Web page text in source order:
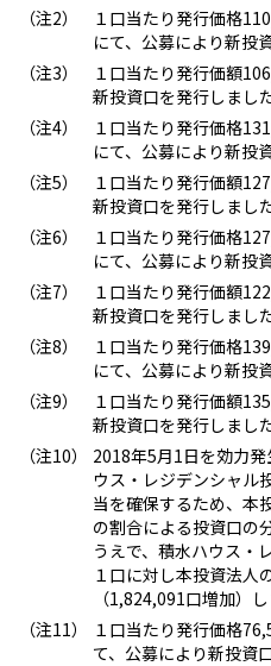
１口当たり発行価格
にて、公募により新投
１口当たり発行価額
新投資口を発行しました
１口当たり発行価格
にて、公募により新投
１口当たり発行価額
新投資口を発行しました
１口当たり発行価格
にて、公募により新投
１口当たり発行価額
新投資口を発行しました
１口当たり発行価格
にて、公募により新投
１口当たり発行価額
新投資口を発行しました
2018年5月1日を効力
ウス・レジデンシャル
当を確保するため、本
の割合による投資口の
うえで、積水ハウス・
１口に対し本投資法人
（1,824,091口増加）し
１口当たり発行価格
て、公募により新投資